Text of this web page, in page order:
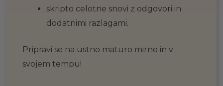
skripto celotne snovi z odgovori in
dodatnimi razlagami.
Pripravi se na ustno maturo mirno in v
svojem tempu!